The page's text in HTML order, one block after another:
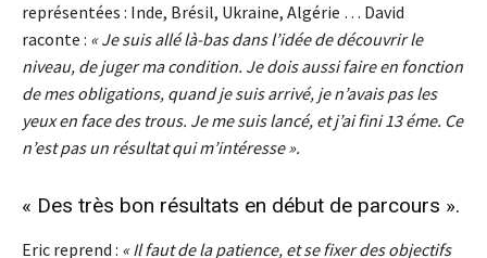
représentées : Inde, Brésil, Ukraine, Algérie … David
raconte : « Je suis allé là-bas dans l’idée de découvrir le
niveau, de juger ma condition. Je dois aussi faire en fonction
de mes obligations, quand je suis arrivé, je n’avais pas les
yeux en face des trous. Je me suis lancé, et j’ai fini 13 éme. Ce
n’est pas un résultat qui m’intéresse ».
« Des très bon résultats en début de parcours ».
Eric reprend : « Il faut de la patience, et se fixer des objectifs